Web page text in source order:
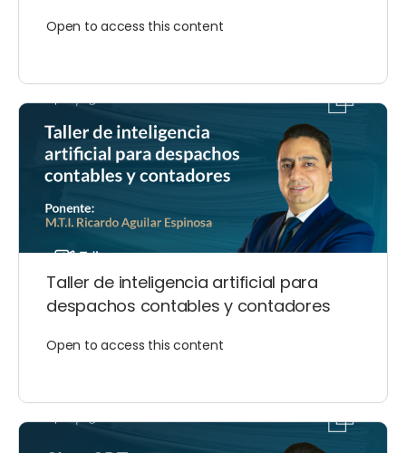
Open to access this content
Taller de inteligencia artificial para
despachos contables y contadores
Open to access this content